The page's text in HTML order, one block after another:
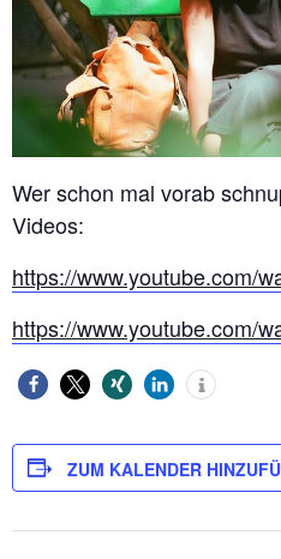
Wer schon mal vorab
Videos:
https://www.youtube.com/
https://www.youtube.com/
ZUM KALENDER